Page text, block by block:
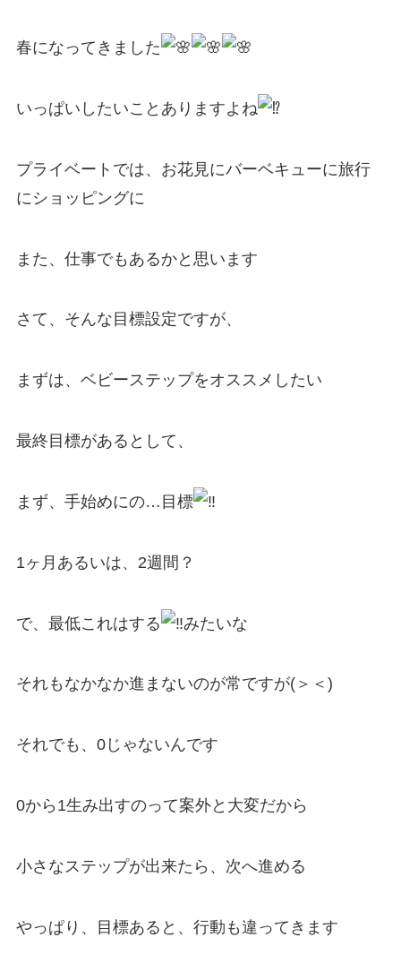
春になってきました
いっぱいしたいことありますよね
プライベートでは、お花見にバーベキューに旅行
にショッピングに
また、仕事でもあるかと思います
さて、そんな目標設定ですが、
まずは、ベビーステップをオススメしたい
最終目標があるとして、
まず、手始めにの…目標
1ヶ月あるいは、2週間？
で、最低これはする みたいな
それもなかなか進まないのが常ですが(＞＜)
それでも、0じゃないんです
0から1生み出すのって案外と大変だから
小さなステップが出来たら、次へ進める
やっぱり、目標あると、行動も違ってきます